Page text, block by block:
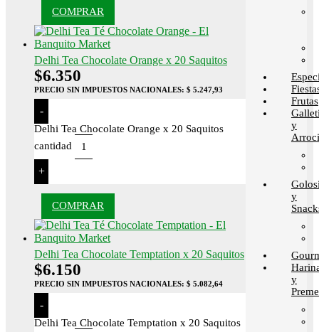
COMPRAR
Delhi Tea Chocolate Orange x 20 Saquitos
$6.350
PRECIO SIN IMPUESTOS NACIONALES: $ 5.247,93
-
Delhi Tea Chocolate Orange x 20 Saquitos
cantidad
+
COMPRAR
Delhi Tea Chocolate Temptation x 20 Saquitos
$6.150
PRECIO SIN IMPUESTOS NACIONALES: $ 5.082,64
-
Delhi Tea Chocolate Temptation x 20 Saquitos
Frutas
y
y
y